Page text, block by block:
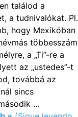
találod a
a tudnivalókat. Pl.
hogy Mexikóban
többesszám
a „Ti”-re a
az „ustedes”-t
továbbá az
sincs
…